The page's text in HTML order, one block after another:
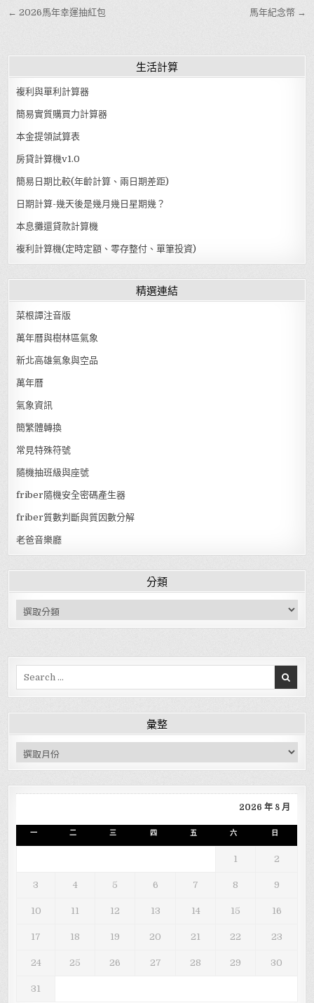
文章導覽 馬年紀念幣 →
← 2026馬年幸運抽紅包
生活計算
複利與單利計算器
簡易實質購買力計算器
本金提領試算表
房貸計算機v1.0
簡易日期比較(年齡計算、兩日期差距)
日期計算-幾天後是幾月幾日星期幾？
本息攤還貸款計算機
複利計算機(定時定額、零存整付、單筆投資)
精選連結
菜根譚注音版
萬年曆與樹林區氣象
新北高雄氣象與空品
萬年曆
氣象資訊
簡繁體轉換
常見特殊符號
隨機抽班級與座號
friber隨機安全密碼產生器
friber質數判斷與質因數分解
老爸音樂廳
分類
分類
彙整
彙整
2026 年 8 月
一 二 三 四 五 六 日
1 2
3 4 5 6 7 8 9
10 11 12 13 14 15 16
17 18 19 20 21 22 23
24 25 26 27 28 29 30
31